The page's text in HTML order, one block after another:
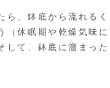
ら、鉢底から流れる
（休眠期や乾燥気味
して、鉢底に溜まっ